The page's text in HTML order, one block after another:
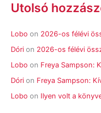
Utolsó
Lobo on 2026-os félévi
Dóri on 2026-os félévi
Lobo on Freya Sampson:
Dóri on Freya Sampson:
Lobo on Ilyen volt a